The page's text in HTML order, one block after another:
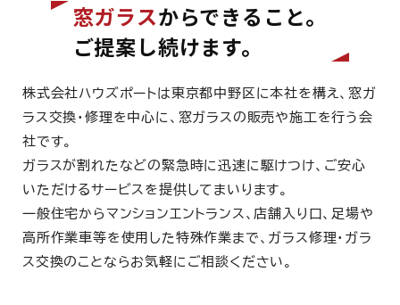
窓ガラスからできること。
ご提案し続けます。
株式会社ハウズポートは東京都中野区に本社を構え、窓ガ
ラス交換・修理を中心に、窓ガラスの販売や施工を行う会
社です。
ガラスが割れたなどの緊急時に迅速に駆けつけ、ご安心
いただけるサービスを提供してまいります。
一般住宅からマンションエントランス、店舗入り口、足場や
高所作業車等を使用した特殊作業まで、ガラス修理・ガラ
ス交換のことならお気軽にご相談ください。